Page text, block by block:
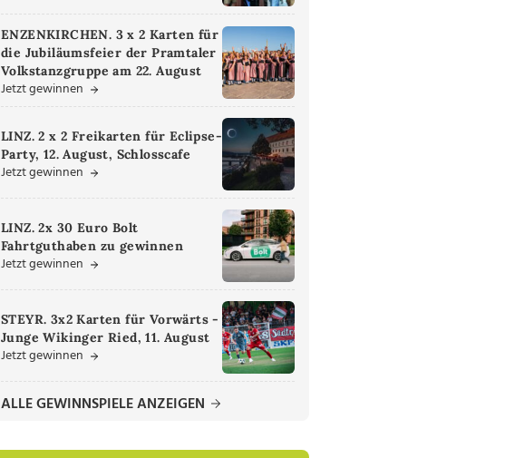
ENZENKIRCHEN. 3 x 2 Karten für
die Jubiläumsfeier der Pramtaler
Volkstanzgruppe am 22. August
Jetzt gewinnen
LINZ. 2 x 2 Freikarten für Eclipse-
Party, 12. August, Schlosscafe
Jetzt gewinnen
LINZ. 2x 30 Euro Bolt
Fahrtguthaben zu gewinnen
Jetzt gewinnen
STEYR. 3x2 Karten für Vorwärts -
Junge Wikinger Ried, 11. August
Jetzt gewinnen
ALLE GEWINNSPIELE ANZEIGEN